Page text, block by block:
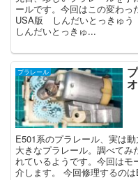
ールです。今回はこの変わっ
USA版 しんだいとっきゅう
しんだいとっきゅ...
プラレール
E501系のプラレール、実は
大きなプラレール。調べて
れているようです。今回はモ
介します。 今回修理するの